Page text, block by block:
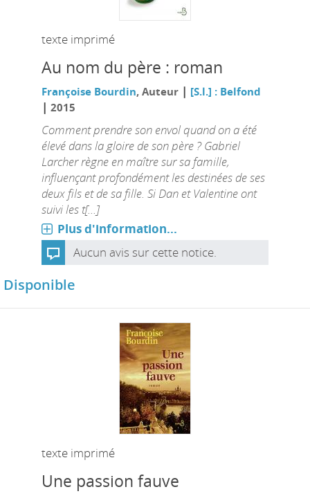
texte imprimé
Au nom du père : roman
Françoise Bourdin, Auteur | [S.l.] : Belfond
| 2015
Comment prendre son envol quand on a été
élevé dans la gloire de son père ? Gabriel
Larcher règne en maître sur sa famille,
influençant profondément les destinées de ses
deux fils et de sa fille. Si Dan et Valentine ont
suivi les t[...]
Plus d'information...
Aucun avis sur cette notice.
Disponible
texte imprimé
Une passion fauve